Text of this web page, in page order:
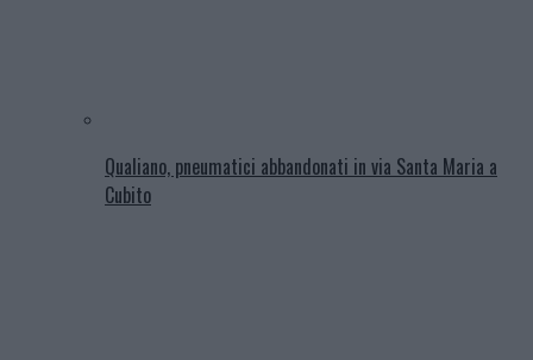
Qualiano, pneumatici abbandonati in via Santa Maria a
Cubito